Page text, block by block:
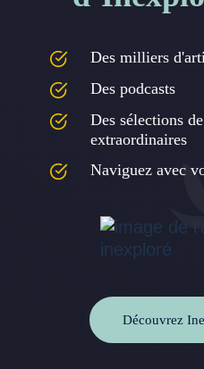
Des milliers
Des podcasts
Des sélections
extraordinaires
Naviguez avec
Découvrez